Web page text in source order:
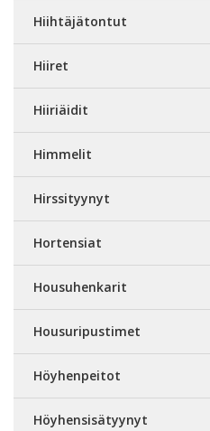
Hiihtäjätontut
Hiiret
Hiiriäidit
Himmelit
Hirssityynyt
Hortensiat
Housuhenkarit
Housuripustimet
Höyhenpeitot
Höyhensisätyynyt